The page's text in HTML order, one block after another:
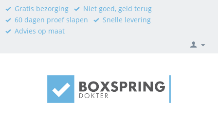
Gratis bezorging
Niet goed, geld terug
60 dagen proef slapen
Snelle levering
Advies op maat